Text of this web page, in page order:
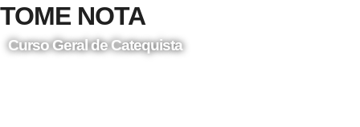
TOME NOTA
Curso Geral de Catequista